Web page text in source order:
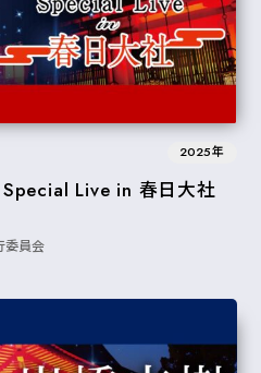
2025年
Live in 春日大社
委員会